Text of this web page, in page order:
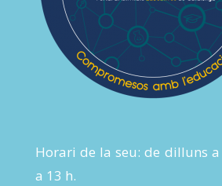
Horari de la seu: de dilluns
a 13 h.